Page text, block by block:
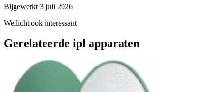
Bijgewerkt 3 juli 2026
Wellicht ook interessant
Gerelateerde ipl apparaten